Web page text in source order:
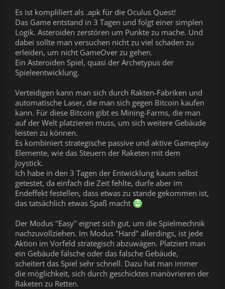
Es ist kompliliert als .apk für die Oculus Quest!
Das Game entstand in 3 Tagen und folgt einer simplen
Logik. Asteroiden zerstören um Punkte zu mache. Und
dabei sollte man versuchen nicht zu viel schaden zu
erleiden, um nicht GameOver zu gehen.
Ein Asteroiden Spiel, quasi der Archetypus der
Spieleentwicklung.
Verteidigen kann man sich durch Rakten-Fabriken und
automatische Laser, die man sich gegen Bitcoin kaufen
kann. Für diese Bitcoin gibt es Mining-Farms, die man
auf der Welt platzieren muss, um sich weitere Gebäude
leisten zu können.
Es kombiniert strategische passive und aktive Gameplay
Elemente, wie das Steuern der Raketen mit dem
Joystick.
Ich habe in den 3 Tagen der Entwicklung kaum selbst
getestet, da einfach die Zeit fehlte, durfe aber im
Endeffekt festellen, dass etwas zu stande gekommen ist,
das tatsächlich etwas Spaß macht
Der Modus "Easy" eignet sich gut, um die Spielmechnik
nachzuvollziehen. Im Modus "Hard" allerdings, ist jede
Aktion im Vorfeld strategisch abzuwägen. Platziert man
ein Gebäude falsche oder das falsche Gebäude,
scheitert das Spiel sehr schnell. Dazu hat man immer
die möglichkeit, sich durch geschicktes manövrieren der
Raketen zu Retten.